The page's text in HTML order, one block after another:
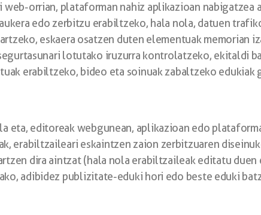
web-orrian, plataforman nahiz aplikazioan
edo zerbitzu erabiltzeko, hala nola, datuen
eskaera osatzen duten elementuak memorian
lotutako iruzurra kontrolatzeko, ekitaldi
erabiltzeko, bideo eta soinuak zabaltzeko edukiak
eta, editoreak webgunean, aplikazioan edo
erabiltzaileari eskaintzen zaion zerbitzuaren
dira aintzat (hala nola erabiltzaileak editatu duen
adibidez publizitate-eduki hori edo beste eduki